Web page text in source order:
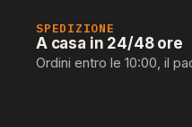
SPEDIZIONE
A casa in 24/48 ore
Ordini entro le 10:00, il